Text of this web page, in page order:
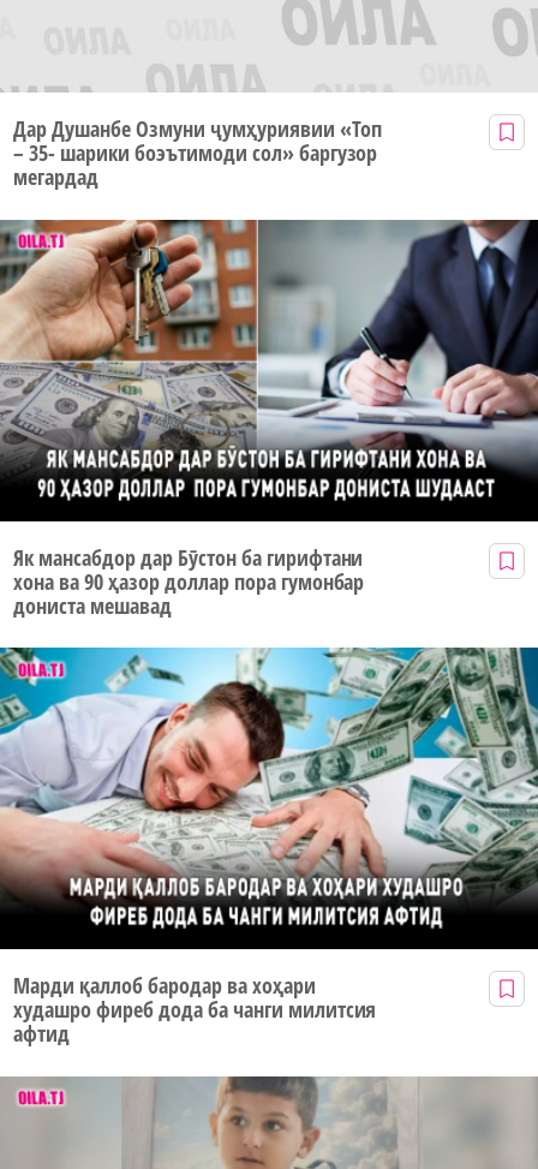
Дар Душанбе Озмуни ҷумҳуриявии «Топ
– 35- шарики боэътимоди сол» баргузор
мегардад
Як мансабдор дар Бӯстон ба гирифтани
хона ва 90 ҳазор доллар пора гумонбар
дониста мешавад
Марди қаллоб бародар ва хоҳари
худашро фиреб дода ба чанги милитсия
афтид